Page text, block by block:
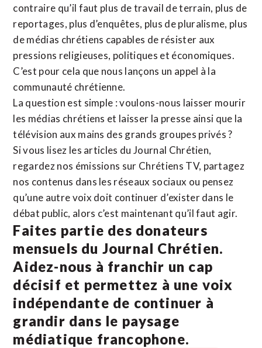
contraire qu’il faut plus de travail de terrain, plus de
reportages, plus d’enquêtes, plus de pluralisme, plus
de médias chrétiens capables de résister aux
pressions religieuses, politiques et économiques.
C’est pour cela que nous lançons un appel à la
communauté chrétienne.
La question est simple : voulons-nous laisser mourir
les médias chrétiens et laisser la presse ainsi que la
télévision aux mains des grands groupes privés ?
Si vous lisez les articles du Journal Chrétien,
regardez nos émissions sur Chrétiens TV, partagez
nos contenus dans les réseaux sociaux ou pensez
qu’une autre voix doit continuer d’exister dans le
débat public, alors c’est maintenant qu’il faut agir.
Faites partie des donateurs
mensuels du Journal Chrétien.
Aidez-nous à franchir un cap
décisif et permettez à une voix
indépendante de continuer à
grandir dans le paysage
médiatique francophone.